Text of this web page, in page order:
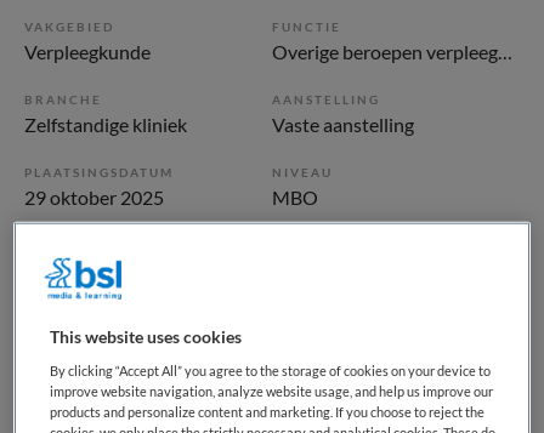
VAKGEBIED
Verpleegkunde
FUNCTIE
Overige beroepen verpleegkunde
BRANCHE
Zelfstandige kliniek
AANSTELLING
Vaste aanstelling
PLAATSINGSDATUM
29 oktober 2025
NIVEAU
MBO
Ervaren
Vacature niet beschikbaar
Deze vacature Verpleegkundige kliniek high care
Amstelveen bij GGZ inGeest is niet meer actueel. Hieronder
This website uses cookies
By clicking “Accept All” you agree to the storage of cookies on your device to
improve website navigation, analyze website usage, and help us improve our
products and personalize content and marketing. If you choose to reject the